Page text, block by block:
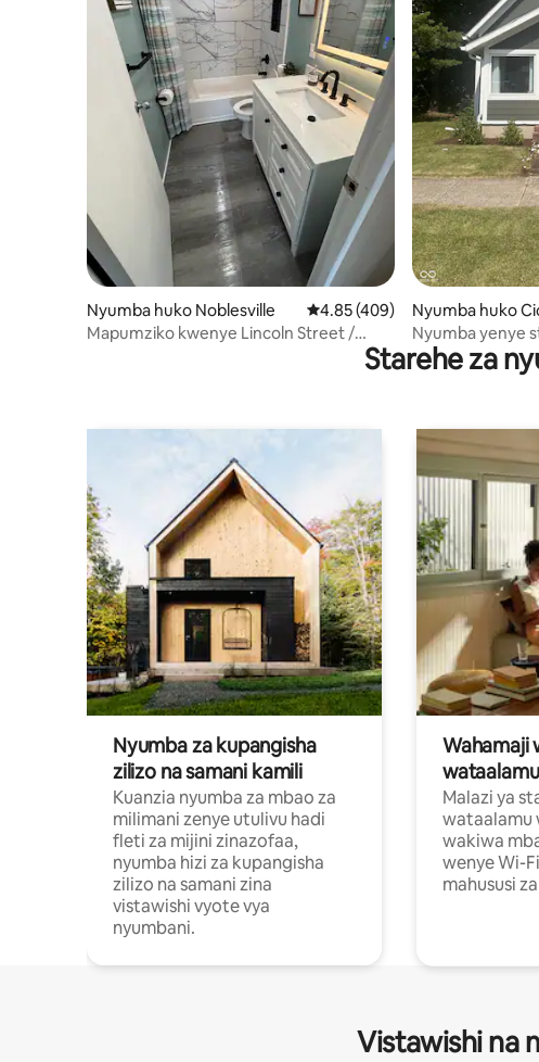
Nyumba huko Noblesville Ukadiriaji wa wastani wa 4.85
4.85 (409)
Mapumziko kwenye Lincoln Street /
Nyumba huko
Nyumba yenye
Park na Ruoff
Starehe za
Nyumba za kupangisha
zilizo na samani kamili
Kuanzia nyumba za mbao za
milimani zenye utulivu hadi
fleti za mijini zinazofaa,
nyumba hizi za kupangisha
zilizo na samani zina
vistawishi vyote vya
nyumbani.
Wahamaji
Malazi ya
wataalamu
wakiwa
wenye Wi-
mahususi
Vistawishi na